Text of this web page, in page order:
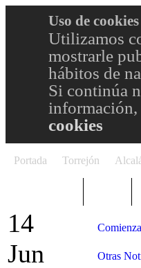
Uso de cookies
Utilizamos
mostrarle
hábitos de
Si continúa
información,
cookies
Portada Torrejón
14
Jun
Otras